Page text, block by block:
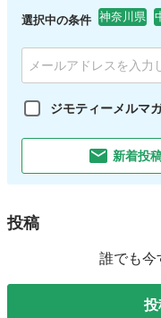
選択中の条件 神奈川県
ジモティーメルマ
新着投
投稿
誰でも今
投